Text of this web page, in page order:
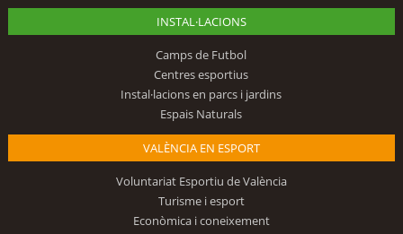
INSTAL·LACIONS
Camps de Futbol
Centres esportius
Instal·lacions en parcs i jardins
Espais Naturals
VALÈNCIA EN ESPORT
Voluntariat Esportiu de València
Turisme i esport
Econòmica i coneixement